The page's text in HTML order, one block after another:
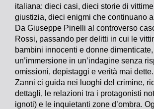
italiana: dieci casi, dieci storie di
giustizia, dieci enigmi che continuano
Da Giuseppe Pinelli al controverso
Rossi, passando per delitti in cui le
bambini innocenti e donne
un’immersione in un’indagine senza
omissioni, depistaggi e verità mai
Zanni ci guida nei luoghi del crimine,
dettagli, le relazioni tra i protagonisti
ignoti) e le inquietanti zone d’ombra.